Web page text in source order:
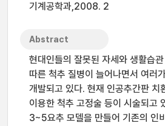
기계공학과,2008. 2
Abstract
현대인들의 잘못된 자세와 생활습
따른 척추 질병이 늘어나면서 여러
개발되고 있다. 현재 인공추간판 치
이용한 척추 고정술 등이 시술되고
3~5요추 모델을 만들어 기존의 인